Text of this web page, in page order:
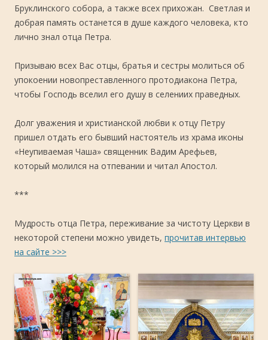
Бруклинского собора, а также всех прихожан. Светлая и
добрая память останется в душе каждого человека, кто
лично знал отца Петра.
Призываю всех Вас отцы, братья и сестры молиться об
упокоении новопреставленного протодиакона Петра,
чтобы Господь вселил его душу в селениих праведных.
Долг уважения и христианской любви к отцу Петру
пришел отдать его бывший настоятель из храма иконы
«Неупиваемая Чаша» священник Вадим Арефьев,
который молился на отпевании и читал Апостол.
***
Мудрость отца Петра, переживание за чистоту Церкви в
некоторой степени можно увидеть, прочитав интервью
на сайте >>>